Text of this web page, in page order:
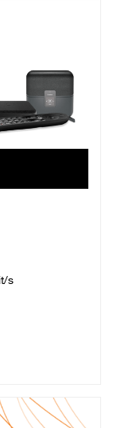
Engagement 12 mois
s